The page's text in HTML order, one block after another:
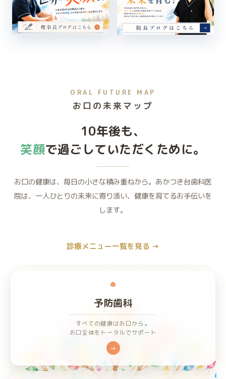
ORAL FUTURE MAP
お口の未来マップ
10年後も、
笑顔で過ごしていただくために。
お口の健康は、毎日の小さな積み重ねから。 あかつき台歯科医
院は、一人ひとりの未来に寄り添い、健康を育てるお手伝いを
します。
診療メニュー一覧を見る →
予防歯科
すべての健康はお口から。
お口全体をトータルでサポート
→